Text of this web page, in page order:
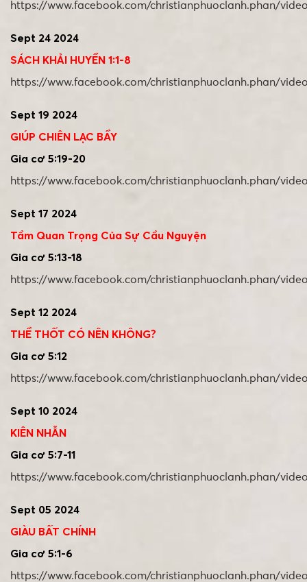
https://www.facebook.com/christianphuoclanh.phan/
Sept 24 2024
SÁCH KHẢI HUYỀN 1:1-8
https://www.facebook.com/christianphuoclanh.phan/
Sept 19 2024
GIÚP CHIÊN LẠC BẦY
Gia cơ 5:19-20
https://www.facebook.com/christianphuoclanh.phan/
Sept 17 2024
Tầm Quan Trọng Của Sự Cầu Nguyện
Gia cơ 5:13-18
https://www.facebook.com/christianphuoclanh.phan/
Sept 12 2024
THỀ THỐT CÓ NÊN KHÔNG?
Gia cơ 5:12
https://www.facebook.com/christianphuoclanh.phan/
Sept 10 2024
KIÊN NHẪN
Gia cơ 5:7-11
https://www.facebook.com/christianphuoclanh.phan/
Sept 05 2024
GIÀU BẤT CHÍNH
Gia cơ 5:1-6
https://www.facebook.com/christianphuoclanh.phan/